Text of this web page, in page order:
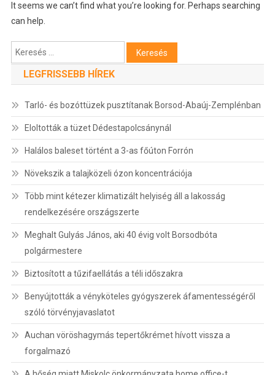
It seems we can’t find what you’re looking for. Perhaps searching
can help.
Keresés:
LEGFRISSEBB HÍREK
Tarló- és bozóttüzek pusztítanak Borsod-Abaúj-Zemplénban
Eloltották a tüzet Dédestapolcsánynál
Halálos baleset történt a 3-as főúton Forrón
Növekszik a talajközeli ózon koncentrációja
Több mint kétezer klimatizált helyiség áll a lakosság
rendelkezésére országszerte
Meghalt Gulyás János, aki 40 évig volt Borsodbóta
polgármestere
Biztosított a tűzifaellátás a téli időszakra
Benyújtották a vényköteles gyógyszerek áfamentességéről
szóló törvényjavaslatot
Auchan vöröshagymás tepertőkrémet hívott vissza a
forgalmazó